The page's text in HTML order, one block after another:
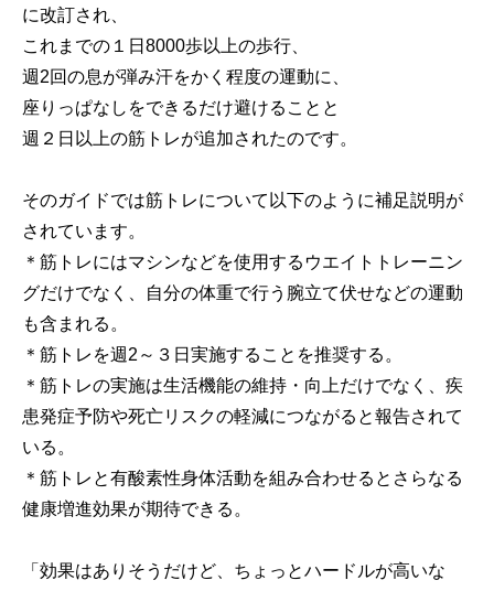
に改訂され、
これまでの１日8000歩以上の歩行、
週2回の息が弾み汗をかく程度の運動に、
座りっぱなしをできるだけ避けることと
週２日以上の筋トレが追加されたのです。
そのガイドでは筋トレについて以下のように補足説明が
されています。
＊筋トレにはマシンなどを使用するウエイトトレーニン
グだけでなく、自分の体重で行う腕立て伏せなどの運動
も含まれる。
＊筋トレを週2～３日実施することを推奨する。
＊筋トレの実施は生活機能の維持・向上だけでなく、疾
患発症予防や死亡リスクの軽減につながると報告されて
いる。
＊筋トレと有酸素性身体活動を組み合わせるとさらなる
健康増進効果が期待できる。
「効果はありそうだけど、ちょっとハードルが高いな